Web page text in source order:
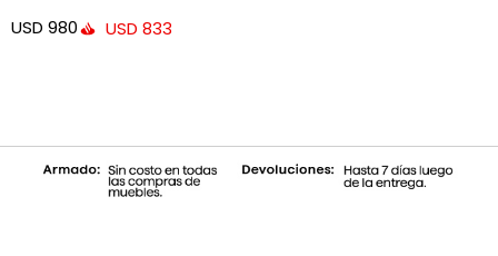
USD 980 USD 833